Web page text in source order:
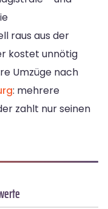
raus aus der
kostet unnötig
Umzüge nach
: mehrere
zahlt nur seinen